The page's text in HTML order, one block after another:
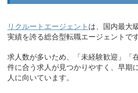
リクルートエージェント は、国内最大
実績を誇る総合型転職エージェントです
求人数が多いため、「未経験歓迎」「
件に合う求人が見つかりやすく、早期
人に向いています。